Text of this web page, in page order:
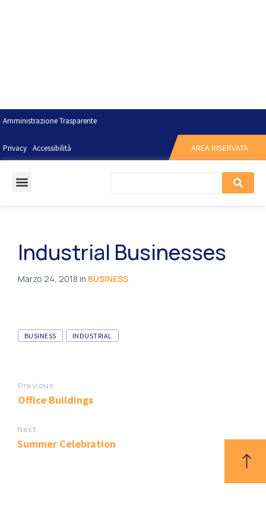
Amministrazione Trasparente
Privacy Accessibilità AREA RISERVATA
Industrial Businesses
Marzo 24, 2018 in BUSINESS
BUSINESS INDUSTRIAL
Previous
Office Buildings
Next
Summer Celebration